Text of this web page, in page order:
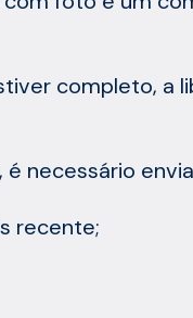
completo, a
necessário
recente;